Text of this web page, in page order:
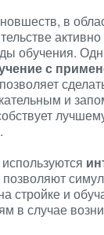
в
обучения.
с
и
стройке и
в случае